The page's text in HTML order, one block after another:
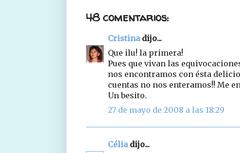
48 comentarios:
Cristinadijo...
Que ilu! la primera!
Pues que vivan las
nos encontramos con ésta
cuentas no nos enteramos!! Me
Un besito.
27 de mayo de 2008 a las 18:29
Céliadijo...